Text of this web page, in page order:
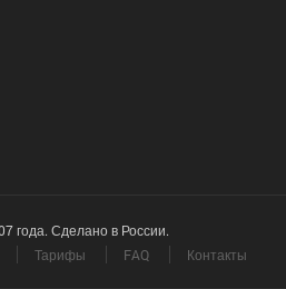
года. Сделано в России.
Тарифы FAQ Контакты